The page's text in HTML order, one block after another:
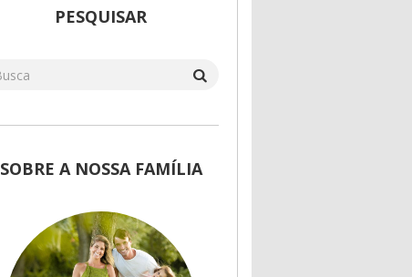
PESQUISAR
SOBRE A NOSSA FAMÍLIA